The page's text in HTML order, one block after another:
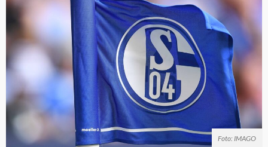
Foto: IMAGO